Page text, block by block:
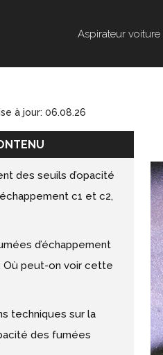
Aspirateur voiture
à jour: 06.08.26
des seuils d’opacité
c1 et c2,
d’échappement
Où peut-on voir cette
techniques sur la
des fumées